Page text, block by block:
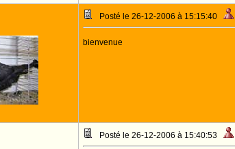
Posté le 26-12-2006 à 15:15:40
bienvenue
Posté le 26-12-2006 à 15:40:53